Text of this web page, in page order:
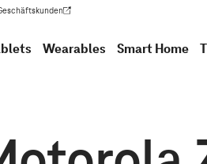
in einem neuen Tab geöffnet)
Wearables Smart Home